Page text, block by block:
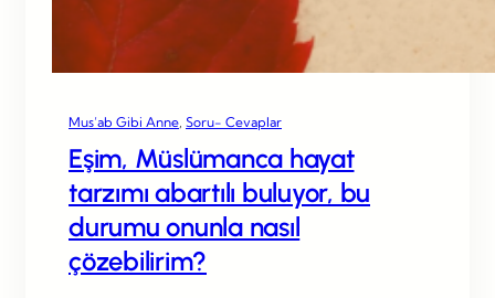
Mus’ab Gibi Anne Soru- Cevaplar
Eşim, Müslümanca hayat
tarzımı abartılı buluyor, bu
durumu onunla nasıl
çözebilirim?